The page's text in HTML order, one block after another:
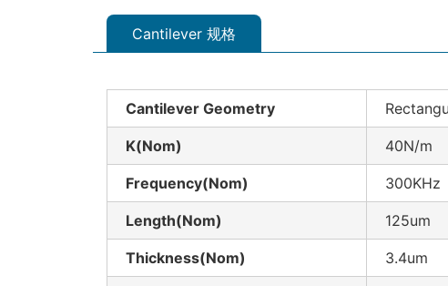
Cantilever 规格
Cantilever Geometry
K(Nom) 40N/m
Frequency(Nom) 300KHz
Length(Nom) 125um
Thickness(Nom) 3.4um